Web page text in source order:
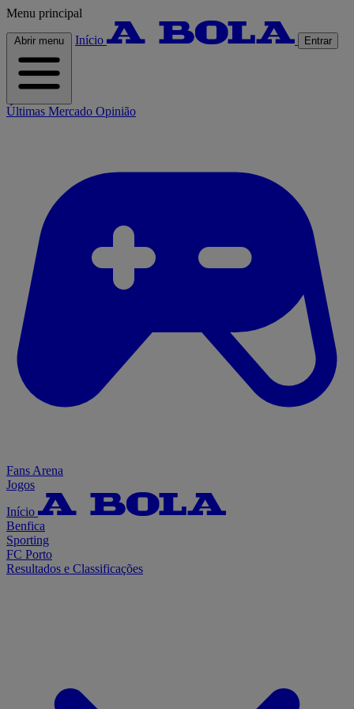
Menu principal
Abrir menu Início Entrar
Últimas Mercado Opinião
Fans Arena
Jogos
Início
Benfica
Sporting
FC Porto
Resultados e Classificações